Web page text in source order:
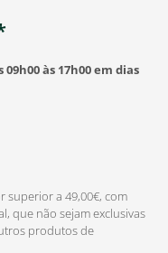
às 17h00 em dias
superior a 49,00€, com
que não sejam exclusivas
produtos de